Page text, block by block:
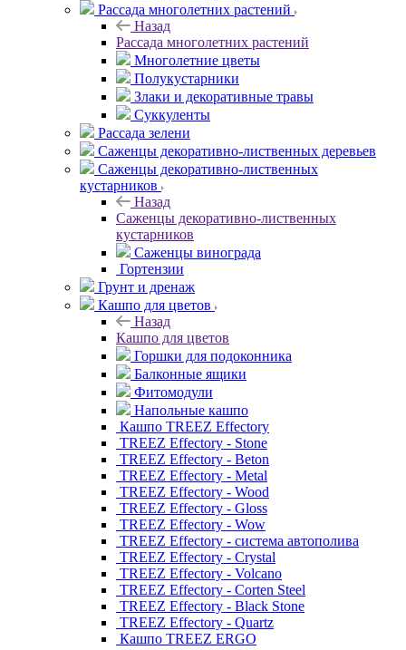
Рассада многолетних растений
Назад
Рассада многолетних растений
Многолетние цветы
Полукустарники
Злаки и декоративные травы
Суккуленты
Рассада зелени
Саженцы декоративно-лиственных деревьев
Саженцы декоративно-лиственных
кустарников
Назад
Саженцы декоративно-лиственных
кустарников
Саженцы винограда
Гортензии
Грунт и дренаж
Кашпо для цветов
Назад
Кашпо для цветов
Горшки для подоконника
Балконные ящики
Фитомодули
Напольные кашпо
Кашпо TREEZ Effectory
TREEZ Effectory - Stone
TREEZ Effectory - Beton
TREEZ Effectory - Metal
TREEZ Effectory - Wood
TREEZ Effectory - Gloss
TREEZ Effectory - Wow
TREEZ Effectory - система автополива
TREEZ Effectory - Crystal
TREEZ Effectory - Volcano
TREEZ Effectory - Corten Steel
TREEZ Effectory - Black Stone
TREEZ Effectory - Quartz
Кашпо TREEZ ERGO